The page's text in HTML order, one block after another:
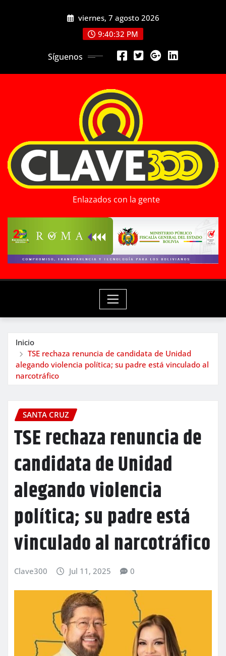
viernes, 7 agosto 2026
9:40:34 PM
Síguenos
Enlazados con la gente
Inicio
TSE rechaza renuncia de candidata de Unidad
alegando violencia política; su padre está vinculado al
narcotráfico
SANTA CRUZ
TSE rechaza renuncia de
candidata de Unidad
alegando violencia
política; su padre está
vinculado al narcotráfico
Clave300 Jul 11, 2025 0